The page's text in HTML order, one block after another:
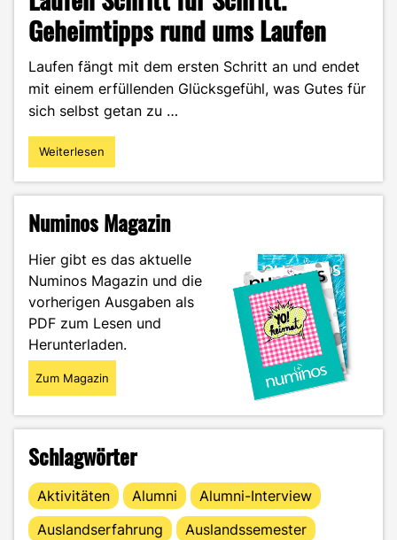
Geheimtipps rund ums Laufen
Laufen fängt mit dem ersten Schritt an und endet
mit einem erfüllenden Glücksgefühl, was Gutes für
sich selbst getan zu …
"Laufen
Schritt
Geheimtipps
ums
Laufen"
Weiterlesen
Numinos Magazin
Hier gibt es das aktuelle
Numinos Magazin und die
vorherigen Ausgaben als
PDF zum Lesen und
Herunterladen.
Zum Magazin
Schlagwörter
Aktivitäten Alumni
Alumni-Interview
Auslandserfahrung
Auslandssemester